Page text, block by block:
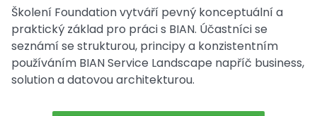
Školení Foundation vytváří pevný konceptuální a
praktický základ pro práci s BIAN. Účastníci se
seznámí se strukturou, principy a konzistentním
používáním BIAN Service Landscape napříč business,
solution a datovou architekturou.